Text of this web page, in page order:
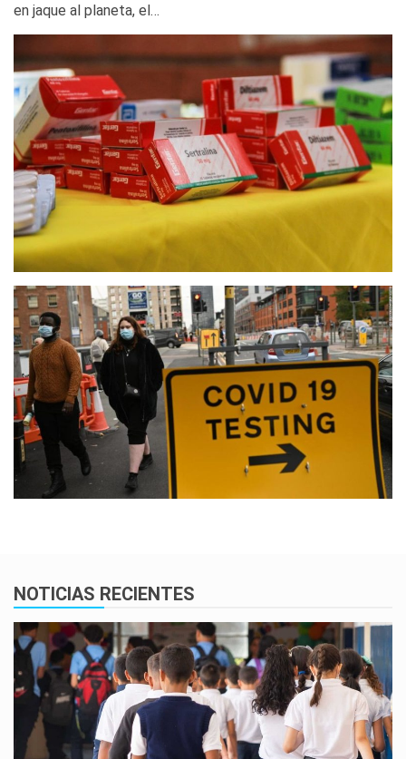
en jaque al planeta, el…
NOTICIAS RECIENTES